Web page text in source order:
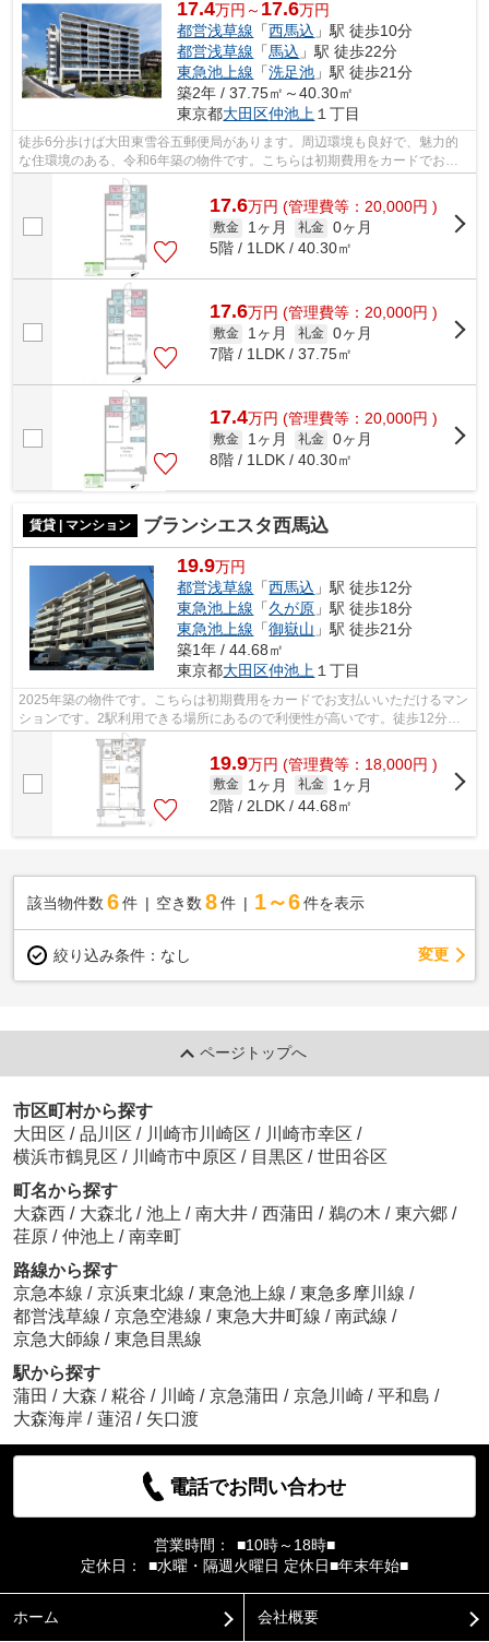
17.4万円～ 17.6万円
都営浅草線 「西馬込 」駅 徒歩10分
都営浅草線 「馬込 」駅 徒歩22分
東急池上線 「洗足池 」駅 徒歩21分
築2年 / 37.75㎡～40.30㎡
東京都大田区仲池上 １丁目
徒歩6分歩けば大田東雪谷五郵便局があります。周辺環境も良好で、魅力的
な住環境のある、令和6年築の物件です。こちらは初期費用をカードでお支
払いいただけるマンションです。共用部...
17.6万円 (管理費等：20,000円 )
敷金 1ヶ月 礼金 0ヶ月
5階 / 1LDK / 40.30㎡
17.6万円 (管理費等：20,000円 )
敷金 1ヶ月 礼金 0ヶ月
7階 / 1LDK / 37.75㎡
17.4万円 (管理費等：20,000円 )
敷金 1ヶ月 礼金 0ヶ月
8階 / 1LDK / 40.30㎡
賃貸 | マンション ブランシエスタ西馬込
19.9万円
都営浅草線 「西馬込 」駅 徒歩12分
東急池上線 「久が原 」駅 徒歩18分
東急池上線 「御嶽山 」駅 徒歩21分
築1年 / 44.68㎡
東京都大田区仲池上１丁目
2025年築の物件です。こちらは初期費用をカードでお支払いいただけるマン
ションです。2駅利用できる場所にあるので利便性が高いです。徒歩12分で
駅へのアクセスが可能な物件です。当社...
19.9万円 (管理費等：18,000円 )
敷金 1ヶ月 礼金
1ヶ月
2階 / 2LDK / 44.68㎡
該当物件数 6件 空き数 8 件 1～6 件を表示
絞り込み条件： なし 変更
ページトップへ
市区町村から探す
大田区 / 品川区 / 川崎市川崎区 / 川崎市幸区 /
横浜市鶴見区 / 川崎市中原区 / 目黒区 / 世田谷区
町名から探す
大森西 / 大森北 / 池上 / 南大井 / 西蒲田 / 鵜の木 / 東六郷 /
荏原 / 仲池上 / 南幸町
路線から探す
京急本線 / 京浜東北線 / 東急池上線 / 東急多摩川線 /
都営浅草線 / 京急空港線 / 東急大井町線 / 南武線 /
京急大師線 / 東急目黒線
駅から探す
蒲田 / 大森 / 糀谷 / 川崎 / 京急蒲田 / 京急川崎 / 平和島 /
大森海岸 / 蓮沼 / 矢口渡
電話でお問い合わせ
営業時間：
■10時～18時■
定休日：
■水曜・隔週火曜日 定休日■年末年始■
ホーム 会社概要